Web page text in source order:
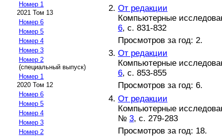
Номер 1
2021 Том 13
Номер 6
Номер 5
Номер 4
Номер 3
Номер 2
(специальный выпуск)
Номер 1
2020 Том 12
Номер 6
Номер 5
Номер 4
Номер 3
Номер 2
От редакции
Компьютерные
6, с. 831-832
Просмотров за год: 2.
От редакции
Компьютерные
6, с. 853-855
Просмотров за год: 6.
От редакции
Компьютерные
№ 3, с. 279-283
Просмотров за год: 18.